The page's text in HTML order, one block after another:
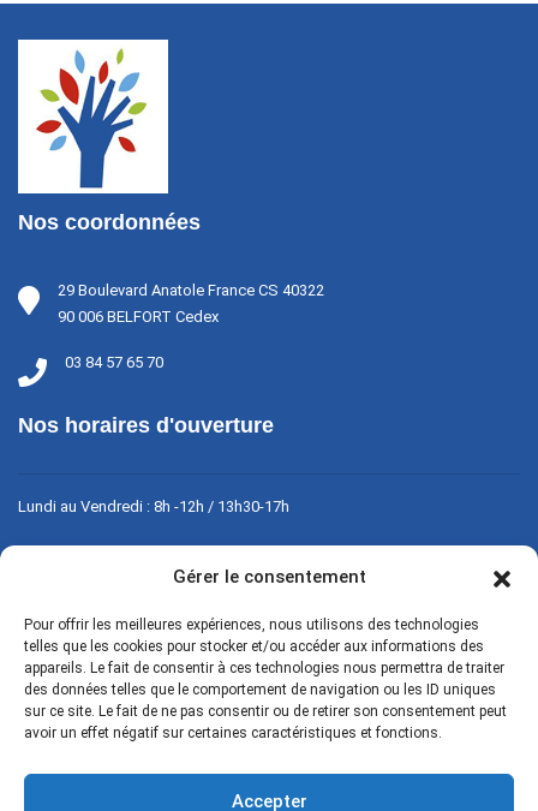
Gérer le consentement
Pour offrir les meilleures expériences, nous utilisons des technologies
telles que les cookies pour stocker et/ou accéder aux informations des
appareils. Le fait de consentir à ces technologies nous permettra de traiter
des données telles que le comportement de navigation ou les ID uniques
sur ce site. Le fait de ne pas consentir ou de retirer son consentement peut
avoir un effet négatif sur certaines caractéristiques et fonctions.
Accepter
Nos coordonnées
29 Boulevard Anatole France CS 40322
90 006 BELFORT Cedex
03 84 57 65 70
Nos horaires d'ouverture
Lundi au Vendredi : 8h -12h / 13h30-17h
Contact